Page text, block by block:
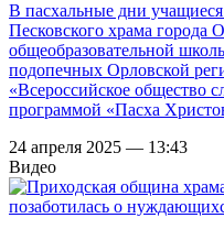
В пасхальные дни
Песковского храма города
общеобразовательной
подопечных Орловской
«Всероссийское общество
программой «Пасха
24 апреля 2025 — 13:43
Видео